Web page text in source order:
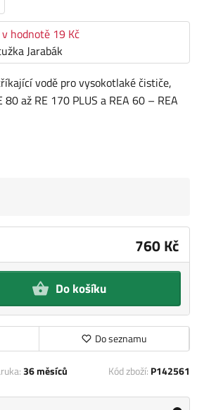
v hodnotě 19 Kč
Jarabák
760 Kč
Do košíku
Do seznamu
vodě pro vysokotlaké čističe,
až RE 170 PLUS a REA 60 – REA
36 měsíců Kód zboží: P142561